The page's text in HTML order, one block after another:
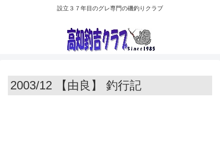
設立３７年目のグレ専門の磯釣りクラブ
2003/12 【由良】 釣行記